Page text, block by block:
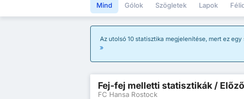
Mind Gólok Szögletek Lapok
Az utolsó 10 statisztika megjelenítése, mert ez egy
Fej-fej melletti statisztikák /
FC Hansa Rostock